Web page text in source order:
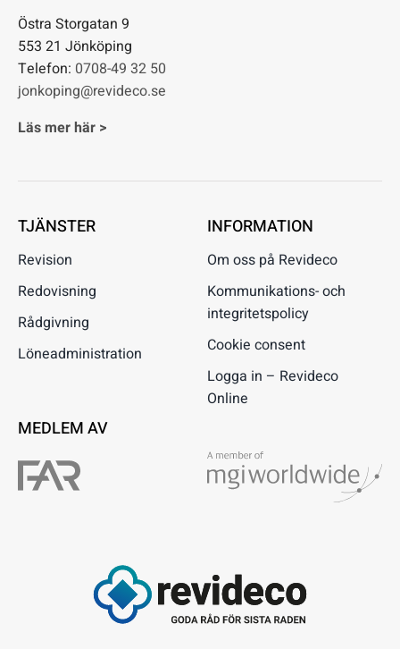
Östra Storgatan 9
553 21 Jönköping
Telefon: 0708-49 32 50
jonkoping@revideco.se
Läs mer här >
TJÄNSTER
Revision
Redovisning
Rådgivning
Löneadministration
INFORMATION
Om oss på Revideco
Kommunikations- och
integritetspolicy
Cookie consent
Logga in – Revideco
Online
MEDLEM AV